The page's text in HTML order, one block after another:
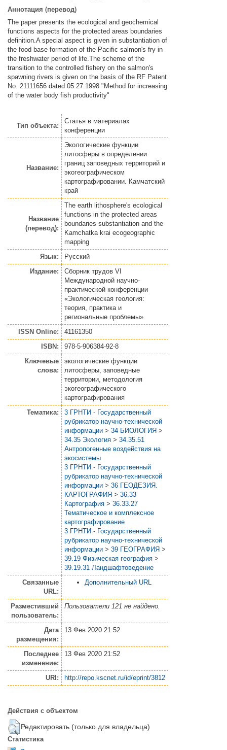
Аннотация (перевод)
The paper presents the ecological and geochemical
functions aspects for the protected areas boundaries
definition.A special aspect is given in substantiation of
the food base formation of the Pacific salmon's fry in
the freshwater period of life.The scheme of the
transition to the controlled fishery on the salmon's
spawning rivers is given on the basis of the RF Patent
No. 21111656 dated 05.27.1998 "Method for increasing
of the water body fish productivity"
Тип объекта:
Статья в материалах
конференции
Название:
Экологические функции
литосферы в определении
границ заповедных территорий и
экогеографическом
картографировании. Камчатский
край
Название
(перевод):
The earth lithosphere's ecological
functions in the protected areas
boundaries substantiation and the
Kamchatka krai ecogeographic
mapping
Язык:
Русский
Издание:
Сборник трудов VI
Международной научно-
практической конференции
«Экологическая геология:
теория, практика и
региональные проблемы»
ISSN Online:
41161350
ISBN:
978-5-906384-92-8
Ключевые
слова:
экологические функции
литосферы, заповедные
территории, методология
экогеографического
картографирования
Тематика:
3 ГРНТИ - Государственный
рубрикатор научно-технической
информации > 34 БИОЛОГИЯ >
34.35 Экология > 34.35.51
Антропогенные воздействия на
экосистемы
3 ГРНТИ - Государственный
рубрикатор научно-технической
информации > 36 ГЕОДЕЗИЯ.
КАРТОГРАФИЯ > 36.33
Картография > 36.33.27
Тематическое и комплексное
картографирование
3 ГРНТИ - Государственный
рубрикатор научно-технической
информации > 39 ГЕОГРАФИЯ >
39.19 Физическая география >
39.19.31 Ландшафтоведение
Связанные
URL:
Дополнительный URL
Разместивший
пользователь:
Пользователи 121 не найдено.
Дата
размещения:
13 Фев 2020 21:52
Последнее
изменение:
13 Фев 2020 21:52
URI: http://repo.kscnet.ru/id/eprint/3812
Действия с объектом
Редактировать (только для владельца)
Статистика